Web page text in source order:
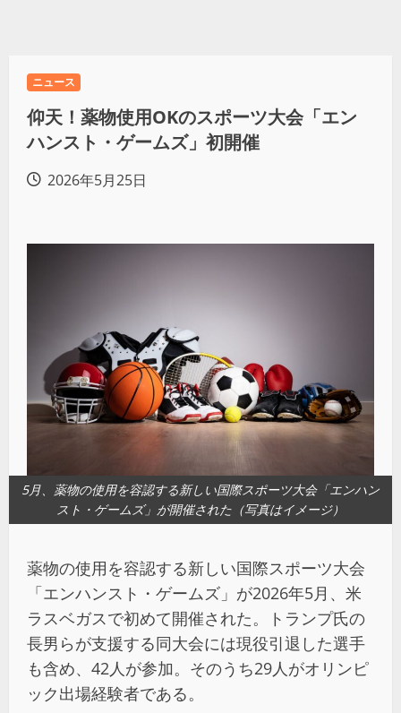
ニュース
仰天！薬物使用OKのスポーツ大会「エン
ハンスト・ゲームズ」初開催
2026年5月25日
5月、薬物の使用を容認する新しい国際スポーツ大会「エンハン
スト・ゲームズ」が開催された（写真はイメージ）
薬物の使用を容認する新しい国際スポーツ大会
「エンハンスト・ゲームズ」が2026年5月、米
ラスベガスで初めて開催された。トランプ氏の
長男らが支援する同大会には現役引退した選手
も含め、42人が参加。そのうち29人がオリンピ
ック出場経験者である。